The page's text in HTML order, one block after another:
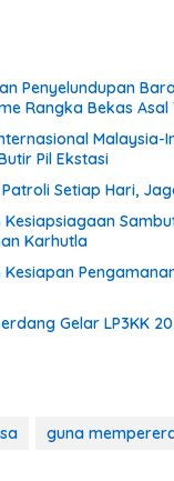
Penyelundupan
Rangka Bekas
Malaysia-
Pil Ekstasi
Setiap Hari,
Karhutla
Gelar LP3KK
guna